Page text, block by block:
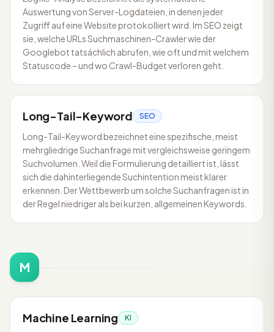
Auswertung von Server-Logdateien, in denen jeder
Zugriff auf eine Website protokolliert wird. Im SEO zeigt
sie, welche URLs Suchmaschinen-Crawler wie der
Googlebot tatsächlich abrufen, wie oft und mit welchem
Statuscode – und wo Crawl-Budget verloren geht.
Long-Tail-Keyword SEO
Long-Tail-Keyword bezeichnet eine spezifische, meist
mehrgliedrige Suchanfrage mit vergleichsweise geringem
Suchvolumen. Weil die Formulierung detailliert ist, lässt
sich die dahinterliegende Suchintention meist klarer
erkennen. Der Wettbewerb um solche Suchanfragen ist in
der Regel niedriger als bei kurzen, allgemeinen Keywords.
M
Machine Learning KI